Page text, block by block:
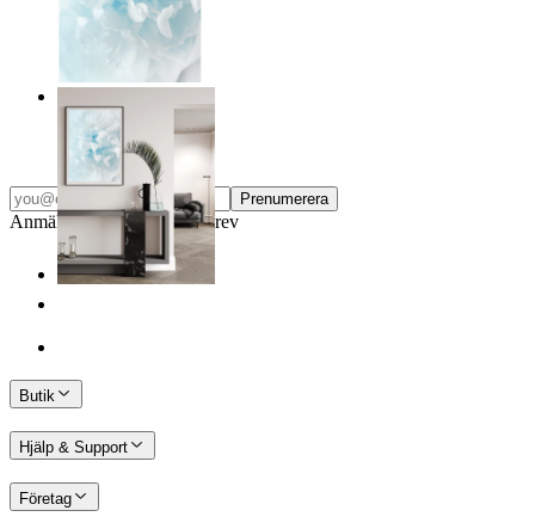
Från 149 kr
Prenumerera
Anmäl dig till vårt Nyhetsbrev
Butik
Hjälp & Support
Företag